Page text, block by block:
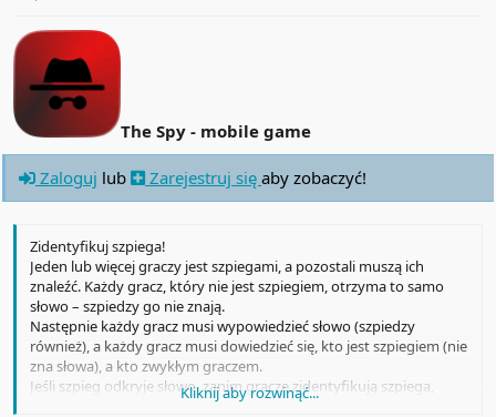
The Spy - mobile game
Zaloguj lub Zarejestruj się aby zobaczyć!
Zidentyfikuj szpiega!
Jeden lub więcej graczy jest szpiegami, a pozostali muszą ich
znaleźć. Każdy gracz, który nie jest szpiegiem, otrzyma to samo
słowo – szpiedzy go nie znają.
Następnie każdy gracz musi wypowiedzieć słowo (szpiedzy
również), a każdy gracz musi dowiedzieć się, kto jest szpiegiem (nie
zna słowa), a kto zwykłym graczem.
Jeśli szpieg odkryje słowo, zanim gracze zidentyfikują szpiega,
wygrywają. W przeciwnym razie gracze wygrywają.
Kliknij aby rozwinąć...